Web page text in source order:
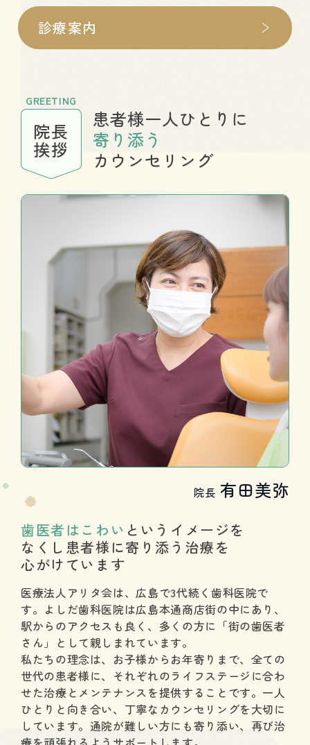
診療案内
GREETING
院長
挨拶
患者様一人ひとりに
寄り添う
カウンセリング
院長 有田美弥
歯医者はこわい という イメージを
なくし 患者様に寄り添う 治療を
心がけています
医療法人アリタ会は、広島で3代続く歯科医院で
す。 よしだ歯科医院は広島本通商店街の中にあり、
駅からのアクセスも良く、 多くの方に「街の歯医者
さん」として親しまれています。
私たちの理念は、お子様からお年寄りまで、 全ての
世代の患者様に、 それぞれのライフステージに合わ
せた治療とメンテナンスを提供することです。 一人
ひとりと向き合い、 丁寧なカウンセリングを大切に
しています。 通院が難しい方にも寄り添い、 再び治